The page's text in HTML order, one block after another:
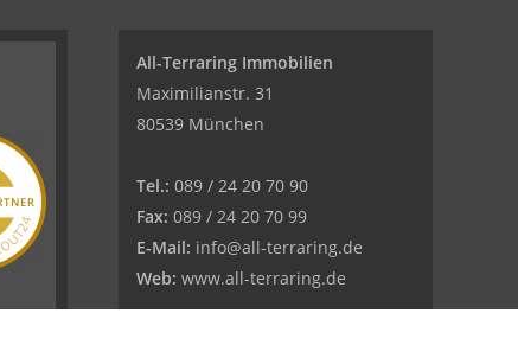
All-Terraring Immobilien
Maximilianstr. 31
80539 München
Tel.: 089 / 24 20 70 90
Fax: 089 / 24 20 70 99
E-Mail: info@all-terraring.de
Web: www.all-terraring.de